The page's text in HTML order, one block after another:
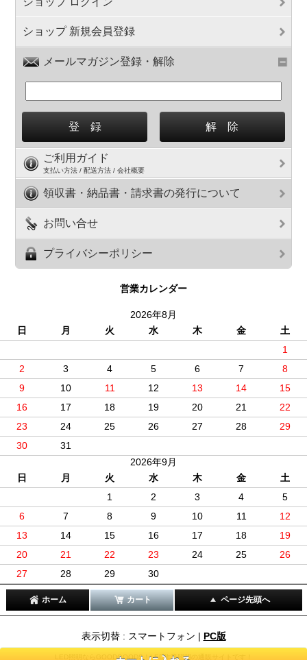
ショップ 新規会員登録
メールマガジン登録・解除
ご利用ガイド
支払い方法 / 配送方法 / 会社概要
領収書・納品書・請求書の発行について
お問い合せ
プライバシーポリシー
営業カレンダー
2026年8月
日
月 火 水 木 金
土
1
2
3 4 5 6 7
8
9
10 11 12 13 14
15
16
17 18 19 20 21
22
23
24 25 26 27 28
29
30
31
2026年9月
日
月 火 水 木 金
土
1
2 3 4
5
6
7 8 9 10 11
12
13
14 15 16 17 18
19
20
21 22 23 24 25
26
27
28 29 30
ホーム カート ページ先頭へ
表示切替 : スマートフォン | PC版
LED照明ならGOODGOODS！LED作業照明の通販サイトです！